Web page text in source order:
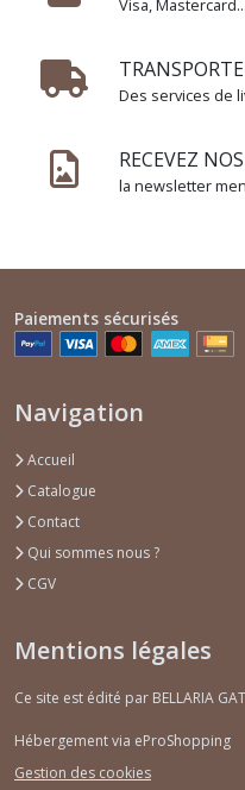
Visa, Mastercard...
Des services de
RECEVEZ
la newsletter
Anniversaire
fille
(6)
Anniversaire
enfant
adulte
Femme
(3)
Anniversaire
Homme
(2)
Afficher
résultats
Paiements sécurisés
Navigation
Accueil
Catalogue
Contact
Qui sommes nous ?
CGV
Mentions légales
Ce site est édité par BELLARIA
Hébergement via eProShopping
Gestion des cookies